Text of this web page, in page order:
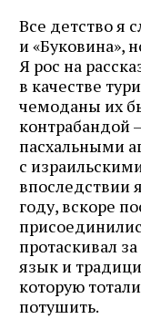
Все детство я
и «Буковина»,
Я рос на
в качестве
чемоданы их
контрабандой
пасхальными
с
впоследствии
году, вскоре
протаскивал
язык и
которую
потушить.